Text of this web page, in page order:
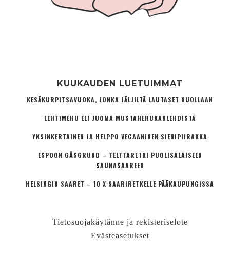
KUUKAUDEN LUETUIMMAT
KESÄKURPITSAVUOKA, JONKA JÄLJILTÄ LAUTASET NUOLLAAN
LEHTIMEHU ELI JUOMA MUSTAHERUKANLEHDISTÄ
YKSINKERTAINEN JA HELPPO VEGAANINEN SIENIPIIRAKKA
ESPOON GÅSGRUND – TELTTARETKI PUOLISALAISEEN
SAUNASAAREEN
HELSINGIN SAARET – 10 X SAARIRETKELLE PÄÄKAUPUNGISSA
Tietosuojakäytänne ja rekisteriselote
Evästeasetukset